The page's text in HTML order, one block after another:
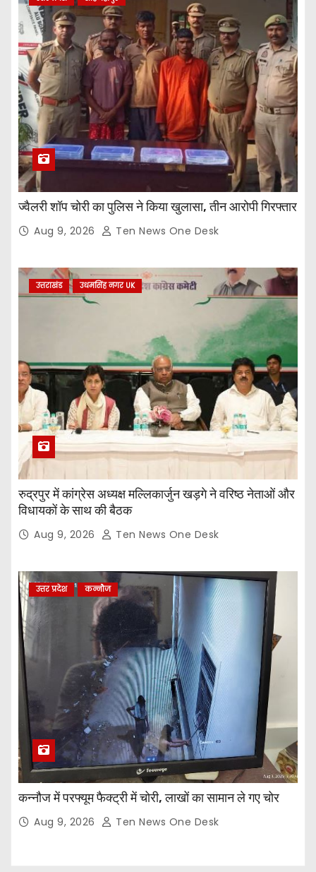
ज्वैलरी शॉप चोरी का पुलिस ने किया खुलासा, तीन आरोपी गिरफ्तार
Aug 9, 2026 Ten News One Desk
उत्तराखंड उधमसिंह नगर UK
रुद्रपुर में कांग्रेस अध्यक्ष मल्लिकार्जुन खड़गे ने वरिष्ठ नेताओं और
विधायकों के साथ की बैठक
Aug 9, 2026 Ten News One Desk
उत्तर प्रदेश कन्नौज
कन्नौज में परफ्यूम फैक्ट्री में चोरी, लाखों का सामान ले गए चोर
Aug 9, 2026 Ten News One Desk